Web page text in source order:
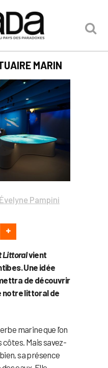
MARIN
Évelyne Pampini
Littoralvient
Une idée
de découvrir
notre littoral de
marine que l’on
côtes. Mais savez-
sa présence